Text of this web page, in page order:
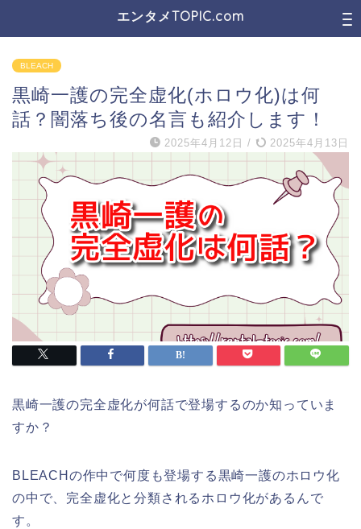
エンタメTOPIC.com
BLEACH
黒崎一護の完全虚化(ホロウ化)は何
話？闇落ち後の名言も紹介します！
2025年4月12日 / 2025年4月13日
黒崎一護の完全虚化が何話で登場するのか知っていま
すか？
BLEACHの作中で何度も登場する黒崎一護のホロウ化
の中で、完全虚化と分類されるホロウ化があるんで
す。